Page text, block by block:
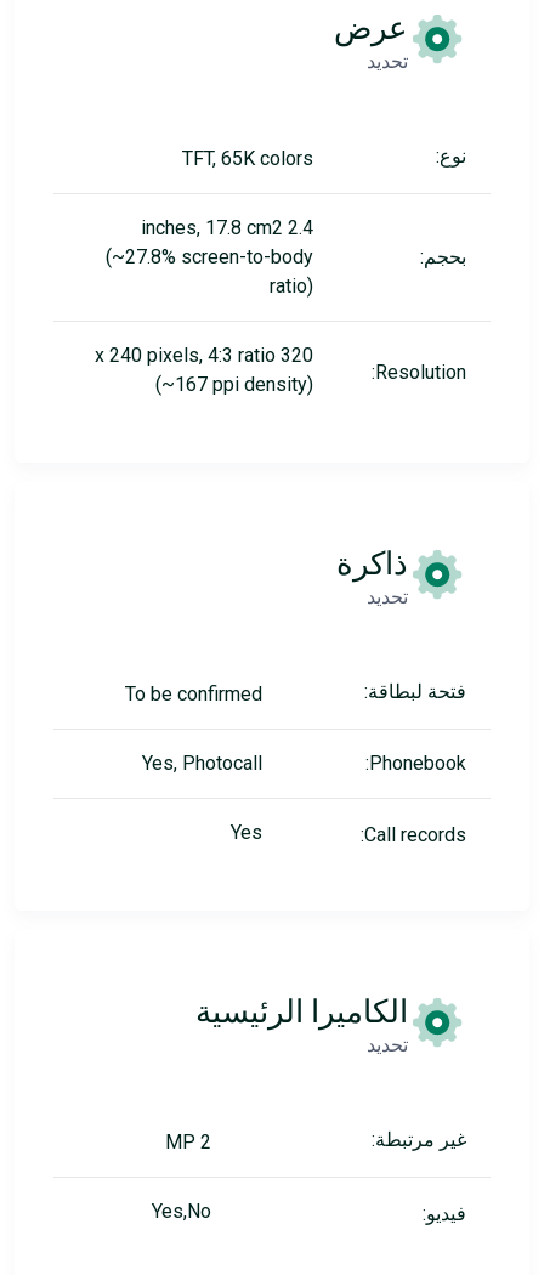
عرض
تحديد
نوع: TFT, 65K colors
بحجم:
2.4 inches, 17.8 cm2
(~27.8% screen-to-body
ratio)
Resolution:
320 x 240 pixels, 4:3 ratio
(~167 ppi density)
ذاكرة
تحديد
فتحة لبطاقة: To be confirmed
Phonebook:
Yes, Photocall
Call records:
Yes
الكاميرا الرئيسية
تحديد
غير مرتبطة: 2 MP
فيديو: Yes,No